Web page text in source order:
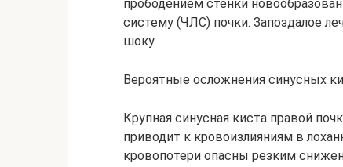
прободением стенки
систему (ЧЛС) почки. Запоздалое
шоку.
Вероятные осложнения синусных
Крупная синусная киста правой
приводит к кровоизлияниям в
кровопотери опасны резким